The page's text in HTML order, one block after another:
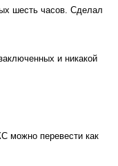
шесть часов. Сделал
и никакой
можно перевести как